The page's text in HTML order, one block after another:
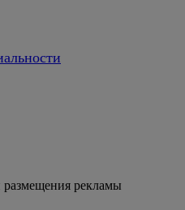
размещения рекламы